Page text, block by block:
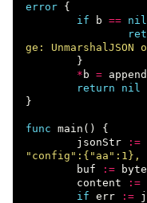
error {
if
b == nil
ge:
}
* b = append
return
nil
}
func main ()
{
jsonStr
:=
"config":{"aa":1},
buf
:=
content
:=
if err :=